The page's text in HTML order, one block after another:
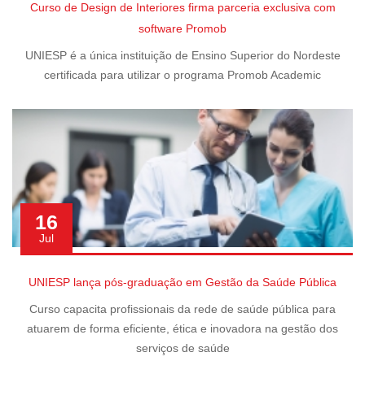
Curso de Design de Interiores firma parceria exclusiva com
software Promob
UNIESP é a única instituição de Ensino Superior do Nordeste
certificada para utilizar o programa Promob Academic
16
Jul
UNIESP lança pós-graduação em Gestão da Saúde Pública
Curso capacita profissionais da rede de saúde pública para
atuarem de forma eficiente, ética e inovadora na gestão dos
serviços de saúde